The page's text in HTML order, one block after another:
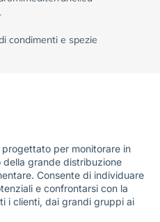
condimenti e spezie
per monitorare in
della grande distribuzione
Consente di individuare
e confrontarsi con la
i clienti, dai grandi gruppi ai